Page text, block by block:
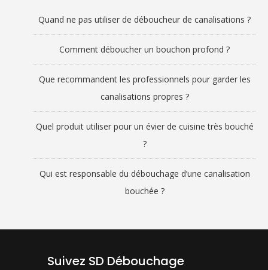
Quand ne pas utiliser de déboucheur de canalisations ?
Comment déboucher un bouchon profond ?
Que recommandent les professionnels pour garder les
canalisations propres ?
Quel produit utiliser pour un évier de cuisine très bouché
?
Qui est responsable du débouchage d’une canalisation
bouchée ?
Suivez SD Débouchage